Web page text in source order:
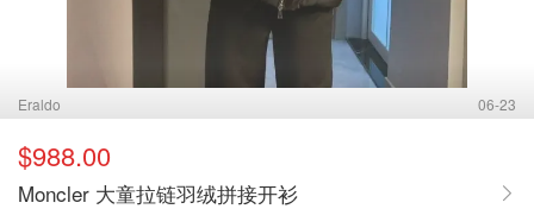
Eraldo 06-23
$988.00
Moncler 大童拉链羽绒拼接开衫